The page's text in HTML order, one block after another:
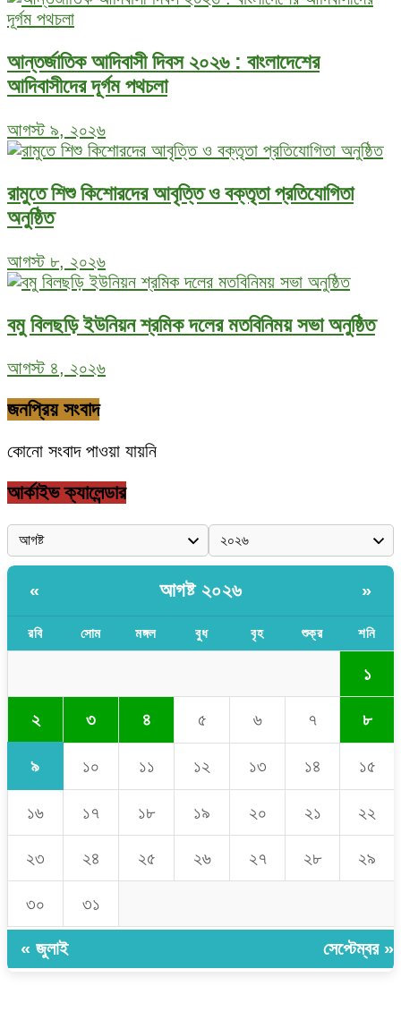
আন্তর্জাতিক আদিবাসী দিবস ২০২৬ : বাংলাদেশের
আদিবাসীদের দূর্গম পথচলা
আগস্ট ৯, ২০২৬
রামুতে শিশু কিশোরদের আবৃত্তি ও বক্তৃতা প্রতিযোগিতা
অনুষ্ঠিত
আগস্ট ৮, ২০২৬
বমু বিলছড়ি ইউনিয়ন শ্রমিক দলের মতবিনিময় সভা অনুষ্ঠিত
আগস্ট ৪, ২০২৬
জনপ্রিয় সংবাদ
কোনো সংবাদ পাওয়া যায়নি
আর্কাইভ ক্যালেন্ডার
« আগষ্ট ২০২৬ »
রবি সোম মঙ্গল বুধ বৃহ শুক্র শনি
১
২ ৩ ৪ ৫ ৬ ৭ ৮
৯ ১০ ১১ ১২ ১৩ ১৪ ১৫
১৬ ১৭ ১৮ ১৯ ২০ ২১ ২২
২৩ ২৪ ২৫ ২৬ ২৭ ২৮ ২৯
৩০ ৩১
« জুলাই সেপ্টেম্বর »